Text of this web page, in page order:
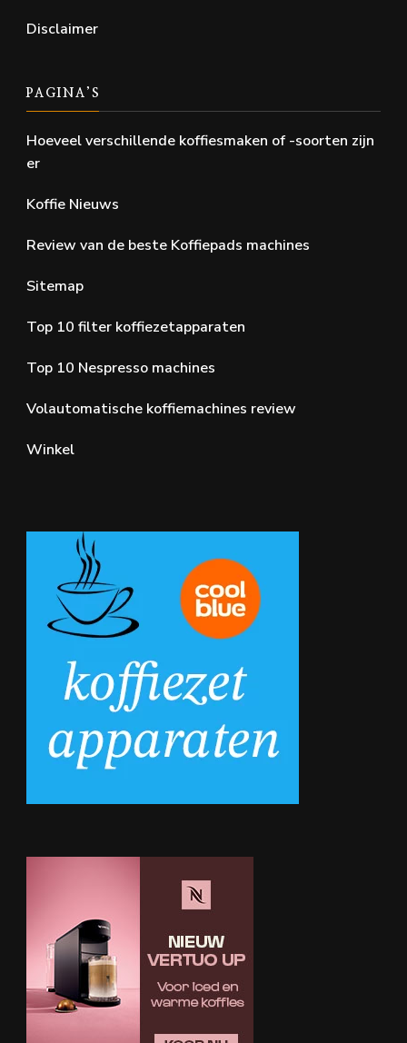
Disclaimer
PAGINA’S
Hoeveel verschillende koffiesmaken of -soorten zijn
er
Koffie Nieuws
Review van de beste Koffiepads machines
Sitemap
Top 10 filter koffiezetapparaten
Top 10 Nespresso machines
Volautomatische koffiemachines review
Winkel